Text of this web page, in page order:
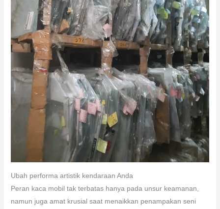
Ubah performa artistik kendaraan Anda
Peran kaca mobil tak terbatas hanya pada unsur keamanan,
namun juga amat krusial saat menaikkan penampakan seni